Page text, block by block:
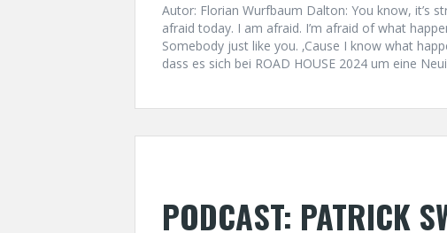
Autor: Florian Wurfbaum Dalton: You know, it’s
afraid today. I am afraid. I’m afraid of what
Somebody just like you. ‚Cause I know what
dass es sich bei ROAD HOUSE 2024 um eine
PODCAST: PATRICK